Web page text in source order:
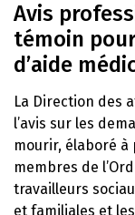
Avis
témoin
d’aide
La Direction des
l’avis sur les
mourir, élaboré
membres de
travailleurs
et familiales et